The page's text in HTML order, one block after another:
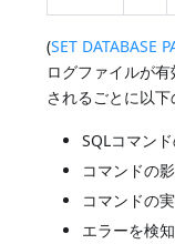
(SET DATABASE
ログファイルが
されるごとに以
SQLコマン
コマンドの
コマンドの
エラーを検